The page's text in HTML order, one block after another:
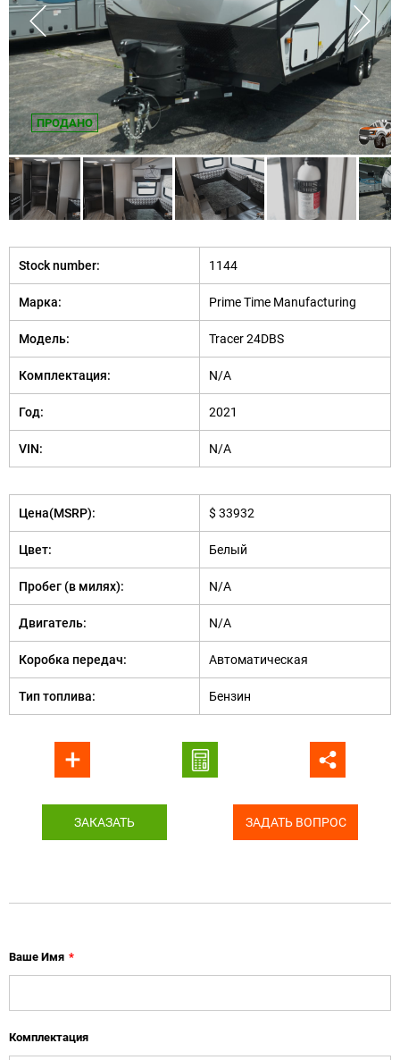
ПРОДАНО
Stock number: 1144
Марка: Prime Time Manufacturing
Модель: Tracer 24DBS
Комплектация: N/A
Год: 2021
VIN: N/A
Цена(MSRP): $ 33932
Цвет: Белый
Пробег (в милях): N/A
Двигатель: N/A
Коробка передач: Автоматическая
Тип топлива: Бензин
ЗАКАЗАТЬ ЗАДАТЬ ВОПРОС
Ваше Имя *
Комплектация